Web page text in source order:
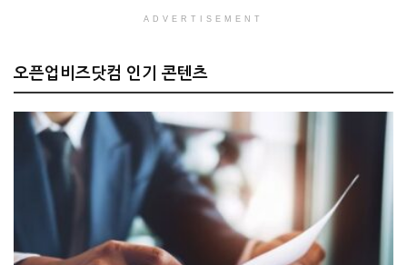
ADVERTISEMENT
오픈업비즈닷컴 인기 콘텐츠